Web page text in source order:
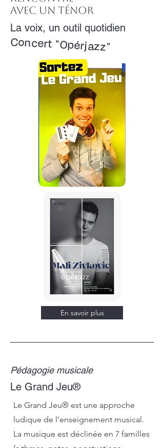
avec un ténor
La voix, un outil quotidien
Concert "Opérjazz"
En savoir plus
Pédagogie musicale
Le Grand Jeu®
Le Grand Jeu® est une approche
ludique de l'enseignement musical.
La musique est déclinée en 7 familles